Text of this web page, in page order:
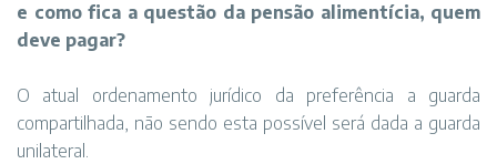
e como fica a questão da pensão alimentícia, quem
deve pagar?
O atual ordenamento jurídico da preferência a guarda
compartilhada, não sendo esta possível será dada a guarda
unilateral.